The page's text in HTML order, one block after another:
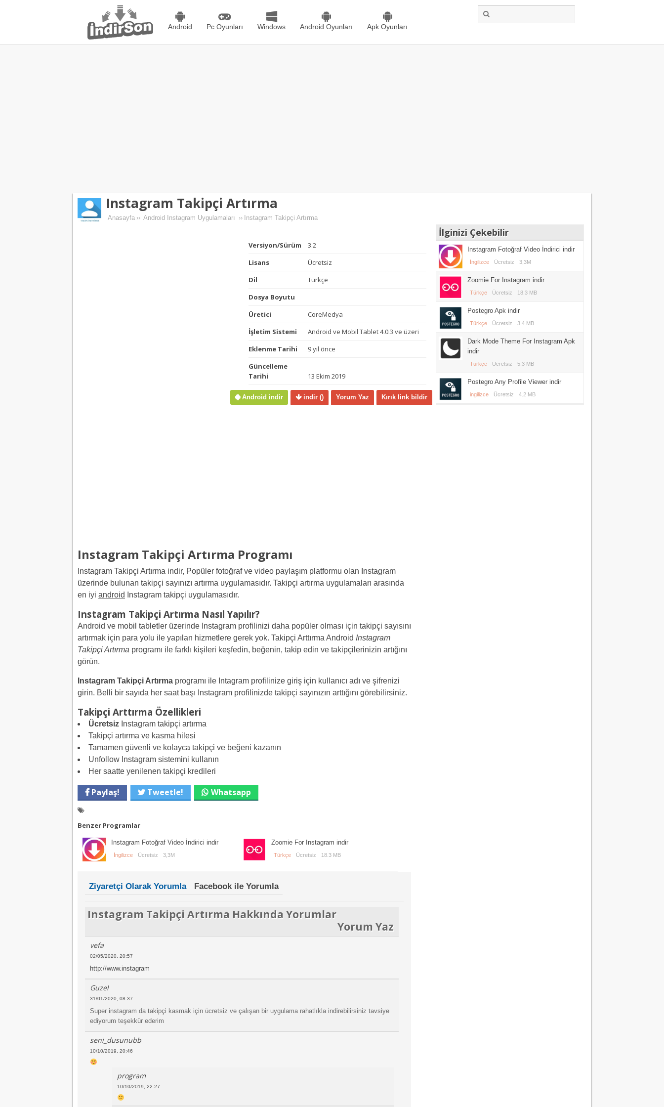
Android Pc Oyunları Windows Android Oyunları Apk Oyunları
Instagram Takipçi Artırma
Anasayfa ›› Android Instagram Uygulamaları ›› Instagram Takipçi Artırma
Versiyon/Sürüm
3.2
Lisans
Ücretsiz
Dil
Türkçe
Dosya Boyutu
Üretici
CoreMedya
İşletim Sistemi
Android ve Mobil Tablet 4.0.3 ve üzeri
Eklenme Tarihi
9 yıl önce
Güncelleme
Tarihi
13 Ekim 2019
Kırık link bildir
Yorum Yaz
indir ()
Android indir
Instagram Takipçi Artırma Programı
Instagram Takipçi Artırma indir, Popüler fotoğraf ve video paylaşım platformu olan Instagram
üzerinde bulunan takipçi sayınızı artırma uygulamasıdır. Takipçi artırma uygulamaları arasında
en iyi android Instagram takipçi uygulamasıdır.
Instagram Takipçi Artırma Nasıl Yapılır?
Android ve mobil tabletler üzerinde Instagram profilinizi daha popüler olması için takipçi sayısını
artırmak için para yolu ile yapılan hizmetlere gerek yok. Takipçi Arttırma Android Instagram
Takipçi Artırma programı ile farklı kişileri keşfedin, beğenin, takip edin ve takipçilerinizin artığını
görün.
Instagram Takipçi Artırma programı ile Intagram profilinize giriş için kullanıcı adı ve şifrenizi
girin. Belli bir sayıda her saat başı Instagram profilinizde takipçi sayınızın arttığını görebilirsiniz.
Takipçi Arttırma Özellikleri
Ücretsiz Instagram takipçi artırma
Takipçi artırma ve kasma hilesi
Tamamen güvenli ve kolayca takipçi ve beğeni kazanın
Unfollow Instagram sistemini kullanın
Her saatte yenilenen takipçi kredileri
Paylaş! Tweetle! Whatsapp
Benzer Programlar
Instagram Fotoğraf Video İndirici indir
İngilizce Ücretsiz 3,3M
Zoomie For Instagram indir
Türkçe Ücretsiz 18.3 MB
Ziyaretçi Olarak Yorumla Facebook ile Yorumla
Instagram Takipçi Artırma Hakkında Yorumlar
Yorum Yaz
vefa
02/05/2020, 20:57
http://www.instagram
Guzel
31/01/2020, 08:37
Super instagram da takipçi kasmak için ücretsiz ve çalışan bir uygulama rahatlıkla indirebilirsiniz tavsiye
ediyorum teşekkür ederim
seni_dusunubb
10/10/2019, 20:46
program
10/10/2019, 22:27
İlginizi Çekebilir
Instagram Fotoğraf Video İndirici indir
İngilizce Ücretsiz 3,3M
Zoomie For Instagram indir
Türkçe Ücretsiz 18.3 MB
Postegro Apk indir
Türkçe Ücretsiz 3.4 MB
Dark Mode Theme For Instagram Apk
indir
Türkçe Ücretsiz 5.3 MB
Postegro Any Profile Viewer indir
ingilizce Ücretsiz 4.2 MB